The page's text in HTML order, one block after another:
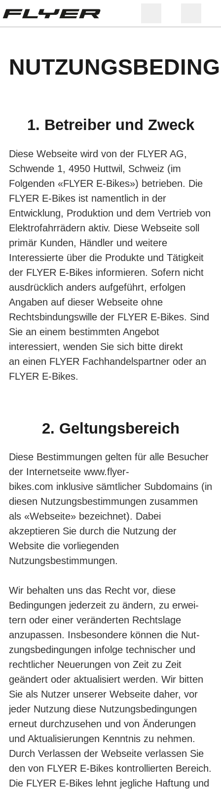
1. Betreiber und Zweck
Diese Webseite wird von der FLYER AG,
Schwende 1, 4950 Huttwil, Schweiz (im
Folgenden «FLYER E-Bikes») betrieben. Die
FLYER E-Bikes ist namentlich in der
Entwicklung, Produktion und dem Vertrieb von
Elektrofahrrädern aktiv. Diese Web­seite soll
primär Kunden, Händler und weitere
Interessierte über die Produkte und Tätigkeit
der FLYER E-Bikes informieren. Sofern nicht
ausdrücklich anders aufge­führt, erfolgen
Angaben auf dieser Webseite ohne
Rechtsbindungswille der FLYER E-Bikes. Sind
Sie an einem bestimmten Angebot
interessiert, wenden Sie sich bitte direkt
an einen FLYER Fachhandelspartner oder an
FLYER E-Bikes.
2. Geltungsbereich
Diese Bestimmungen gelten für alle Besucher
der Internetseite www.flyer-
bikes.com inklusive sämtlicher Subdomains (in
diesen Nutzungsbestimmungen zu­sammen
als «Webseite» bezeichnet). Dabei
akzeptieren Sie durch die Nutzung der
Website die vorliegenden
Nutzungsbestimmungen.
Wir behalten uns das Recht vor, diese
Bedingungen jederzeit zu ändern, zu erwei­
tern oder einer veränderten Rechtslage
anzupassen. Insbesondere können die Nut­
zungsbedingungen infolge technischer und
rechtlicher Neuerungen von Zeit zu Zeit
geändert oder aktualisiert werden. Wir bitten
Sie als Nutzer unserer Webseite da­her, vor
jeder Nutzung diese Nutzungsbedingungen
erneut durchzusehen und von Änderungen
und Aktualisierungen Kenntnis zu nehmen.
Durch Verlassen der Webseite verlassen Sie
den von FLYER E-Bikes kontrollier­ten Bereich.
Die FLYER E-Bikes lehnt jegliche Haftung und